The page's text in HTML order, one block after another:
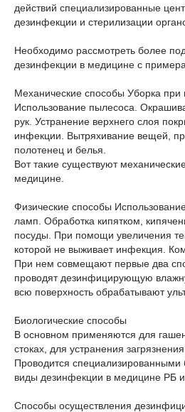
действий специализированные
дезинфекции и стерилизации
Необходимо рассмотреть более
дезинфекции в медицине с
Механические способы Уборка
Использование пылесоса.
рук. Устранение верхнего слоя
инфекции. Вытряхивание вещей,
полотенец и белья.
Вот такие существуют
медицине.
Физические способы
ламп. Обработка кипятком,
посуды. При помощи увеличения
которой не выживает инфекция.
При нем совмещают первые два
проводят дезинфицирующую
всю поверхность обрабатывают
Биологические способы
В основном применяются для
стоках, для устранения
Проводится специализированными
виды дезинфекции в медицине РБ
Способы осуществления